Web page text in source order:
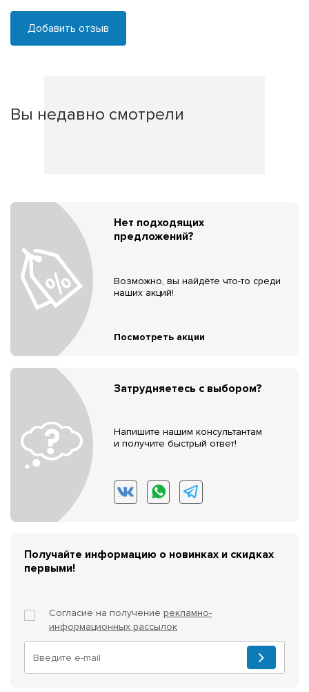
Добавить отзыв
Вы недавно смотрели
Нет подходящих
предложений?
Возможно, вы найдёте что-то среди
наших акций!
Посмотреть акции
Затрудняетесь с выбором?
Напишите нашим консультантам
и получите быстрый ответ!
Получайте информацию о новинках и скидках
первыми!
Согласие на получение рекламно-
информационных рассылок